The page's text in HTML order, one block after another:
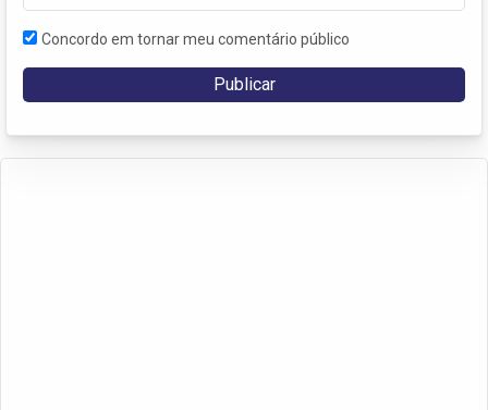
Concordo em tornar meu comentário público